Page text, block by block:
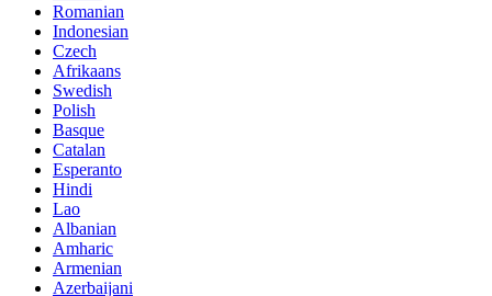
Romanian
Indonesian
Czech
Afrikaans
Swedish
Polish
Basque
Catalan
Esperanto
Hindi
Lao
Albanian
Amharic
Armenian
Azerbaijani